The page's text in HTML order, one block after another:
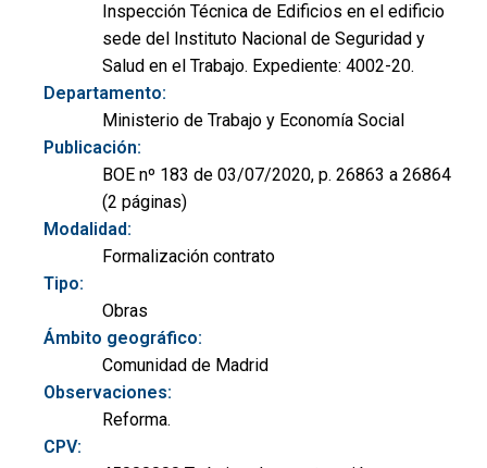
Inspección Técnica de Edificios en el edificio
sede del Instituto Nacional de Seguridad y
Salud en el Trabajo. Expediente: 4002-20.
Departamento:
Ministerio de Trabajo y Economía Social
Publicación:
BOE nº 183 de 03/07/2020, p. 26863 a 26864
(2 páginas)
Modalidad:
Formalización contrato
Tipo:
Obras
Ámbito geográfico:
Comunidad de Madrid
Observaciones:
Reforma.
CPV: